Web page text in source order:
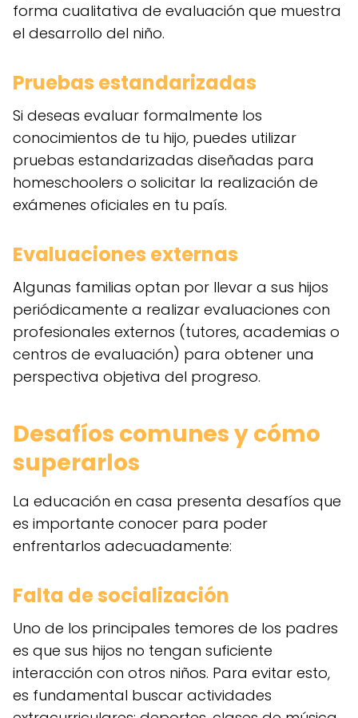
forma cualitativa de evaluación que muestra
el desarrollo del niño.
Pruebas estandarizadas
Si deseas evaluar formalmente los
conocimientos de tu hijo, puedes utilizar
pruebas estandarizadas diseñadas para
homeschoolers o solicitar la realización de
exámenes oficiales en tu país.
Evaluaciones externas
Algunas familias optan por llevar a sus hijos
periódicamente a realizar evaluaciones con
profesionales externos (tutores, academias o
centros de evaluación) para obtener una
perspectiva objetiva del progreso.
Desafíos comunes y cómo
superarlos
La educación en casa presenta desafíos que
es importante conocer para poder
enfrentarlos adecuadamente:
Falta de socialización
Uno de los principales temores de los padres
es que sus hijos no tengan suficiente
interacción con otros niños. Para evitar esto,
es fundamental buscar actividades